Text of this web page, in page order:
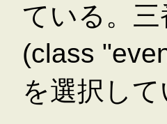
ている。
(class
を選択して